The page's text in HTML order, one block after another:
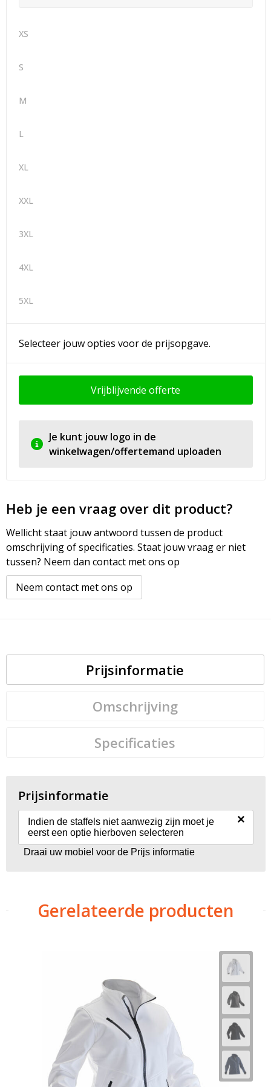
XS
S
M
L
XL
XXL
3XL
4XL
5XL
Selecteer jouw opties voor de prijsopgave.
Vrijblijvende offerte
Je kunt jouw logo in de
winkelwagen/offertemand uploaden
Heb je een vraag over dit product?
Wellicht staat jouw antwoord tussen de product
omschrijving of specificaties. Staat jouw vraag er niet
tussen? Neem dan contact met ons op
Neem contact met ons op
Prijsinformatie
Omschrijving
Specificaties
Prijsinformatie
Indien de staffels niet aanwezig zijn moet je
eerst een optie hierboven selecteren
×
Draai uw mobiel voor de Prijs informatie
Gerelateerde producten